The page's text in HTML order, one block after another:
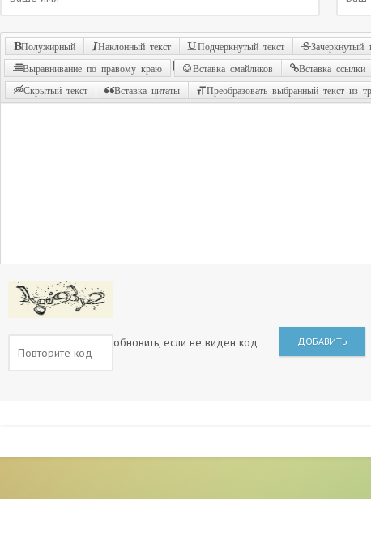
Полужирный Наклонный текст Подчеркнутый текст Зачеркнутый
Выравнивание по правому краю | Вставка смайликов Вставка ссылки
Скрытый текст Вставка цитаты Преобразовать выбранный текст из
обновить, если не виден код ДОБАВИТЬ